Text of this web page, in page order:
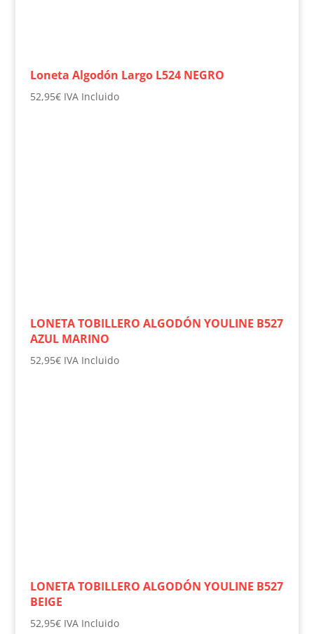
Loneta Algodón Largo L524 NEGRO
52,95€ IVA Incluido
LONETA TOBILLERO ALGODÓN YOULINE B527
AZUL MARINO
52,95€ IVA Incluido
LONETA TOBILLERO ALGODÓN YOULINE B527
BEIGE
52,95€ IVA Incluido